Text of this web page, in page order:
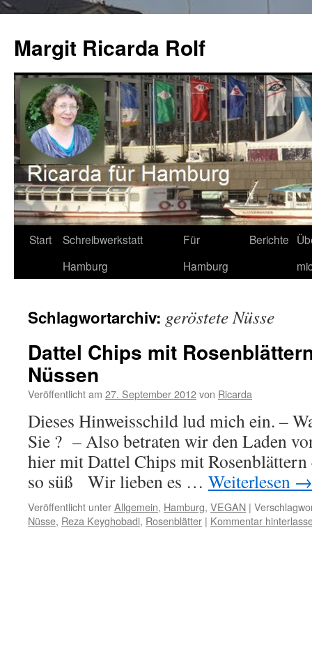
springen
Margit Ricarda Rolf
Start
Schreibwerkstatt
Hamburg
Für
Hamburg
Berichte
Schlagwortarchiv: geröstete Nüsse
Dattel Chips mit
Nüssen
Veröffentlicht am 27. September 2012von Ricarda
Dieses Hinweisschild lud mich ein. –
Sie ? – Also betraten wir den Laden
hier mit Dattel Chips mit
so süß Wir lieben es … Weiterlesen →
Veröffentlicht unterAllgemein, Hamburg, VEGAN |
Nüsse, Reza Keyghobadi, Rosenblätter | Kommentar